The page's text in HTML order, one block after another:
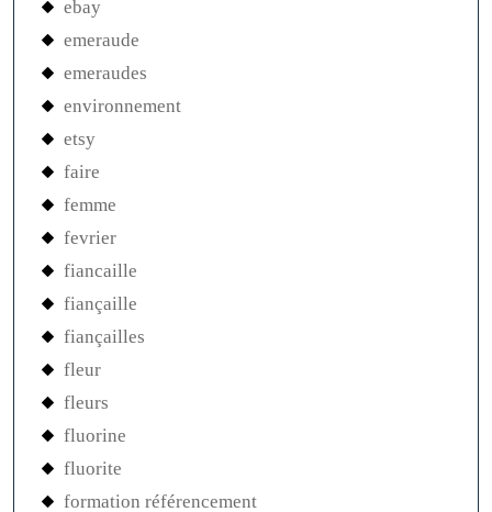
ebay
emeraude
emeraudes
environnement
etsy
faire
femme
fevrier
fiancaille
fiançaille
fiançailles
fleur
fleurs
fluorine
fluorite
formation référencement